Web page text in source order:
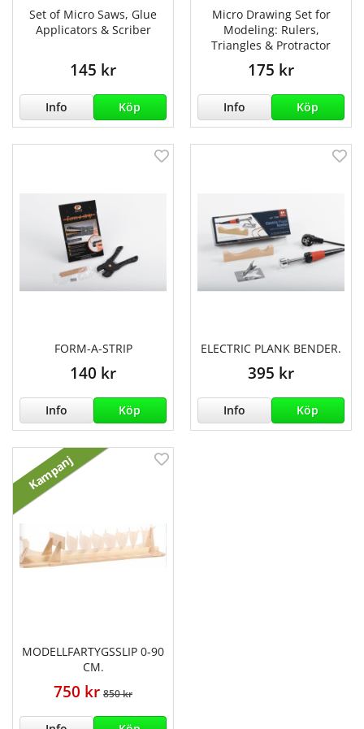
Set of Micro Saws, Glue
Applicators & Scriber
145 kr
Info Köp
Micro Drawing Set for
Modeling: Rulers,
Triangles & Protractor
175 kr
Info Köp
FORM-A-STRIP
140 kr
Info Köp
ELECTRIC PLANK BENDER.
395 kr
Info Köp
Kampanj
MODELLFARTYGSSLIP 0-90
CM.
750 kr 850 kr